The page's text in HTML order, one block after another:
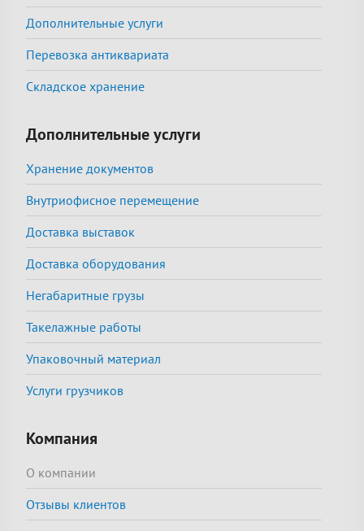
Дополнительные услуги
Перевозка антиквариата
Складское хранение
Дополнительные услуги
Хранение документов
Внутриофисное перемещение
Доставка выставок
Доставка оборудования
Негабаритные грузы
Такелажные работы
Упаковочный материал
Услуги грузчиков
Компания
О компании
Отзывы клиентов